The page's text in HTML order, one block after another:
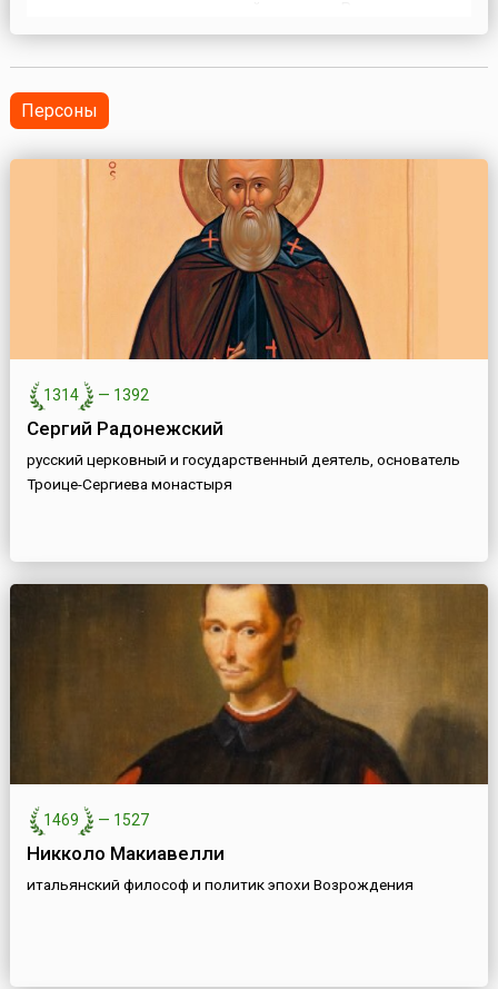
подчеркивалось, что важнейшей составной частью
свободная, плюралистическая и независимая пресса. В
1993 году Гене...
Персоны
1314 — 1392
Сергий Радонежский
русский церковный и государственный деятель, основатель
Троице-Сергиева монастыря
1469 — 1527
Никколо Макиавелли
итальянский философ и политик эпохи Возрождения